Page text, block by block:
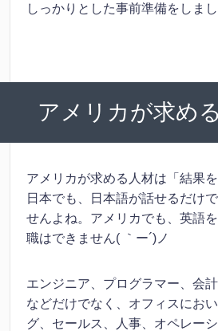
しっかりとした事前準備をしまし
アメリカが求め
アメリカが求める人材は「結果
日本でも、日本語が話せるだけ
せんよね。アメリカでも、英語
職はできません( ｀ー´)ノ
エンジニア、プログラマー、会
などだけでなく、オフィスにお
グ、セールス、人事、オペレー